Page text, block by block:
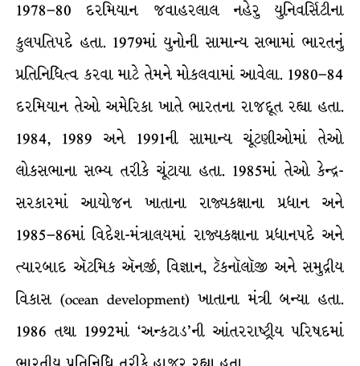
1978–80 દરમિયાન જવાહરલાલ નહેરુ યુનિવર્સિટીના
કુલપતિપદે હતા. 1979માં યુનોની સામાન્ય સભામાં ભારતનું
પ્રતિનિધિત્વ કરવા માટે તેમને મોકલવામાં આવેલા. 1980–84
દરમિયાન તેઓ અમેરિકા ખાતે ભારતના રાજદૂત રહ્યા હતા.
1984, 1989 અને 1991ની સામાન્ય ચૂંટણીઓમાં તેઓ
લોકસભાના સભ્ય તરીકે ચૂંટાયા હતા. 1985માં તેઓ કેન્દ્ર-
સરકારમાં આયોજન ખાતાના રાજ્યકક્ષાના પ્રધાન અને
1985–86માં વિદેશ-મંત્રાલયમાં રાજ્યકક્ષાના પ્રધાનપદે અને
ત્યારબાદ ઍટમિક ઍનર્જી, વિજ્ઞાન, ટૅકનૉલૉજી અને સમુદ્રીય
વિકાસ (ocean development) ખાતાના મંત્રી બન્યા હતા.
1986 તથા 1992માં ‘અન્કટાડ’ની આંતરરાષ્ટ્રીય પરિષદમાં